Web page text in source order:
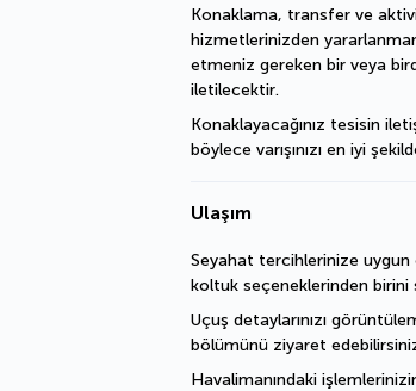
Konaklama, transfer ve
hizmetlerinizden
etmeniz gereken bir veya
iletilecektir.
Konaklayacağınız tesisin
böylece varışınızı en iyi
Ulaşım
Seyahat tercihlerinize uygun
koltuk seçeneklerinden birini
Uçuş detaylarınızı
bölümünü ziyaret
Havalimanındaki